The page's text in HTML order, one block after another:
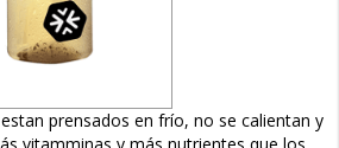
prensados en frío, no se calientan y